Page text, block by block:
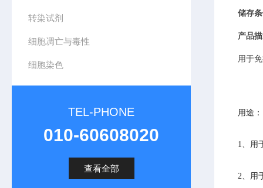
转染试剂
细胞凋亡与毒性
细胞染色
TEL-PHONE
010-60608020
查看全部
储存
产品
用于
用途：
1、用
2、用